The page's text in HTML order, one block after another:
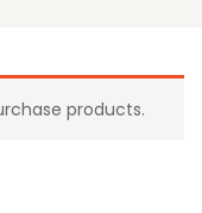
products.